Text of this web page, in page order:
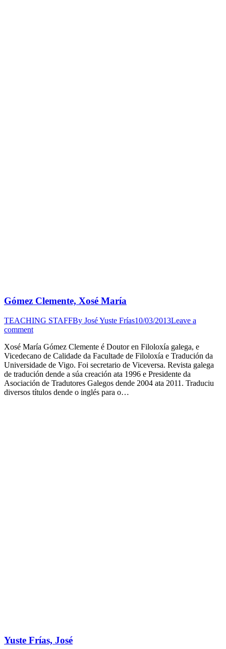
Gómez Clemente, Xosé María
TEACHING STAFFBy José Yuste Frías10/03/2013Leave a
comment
Xosé María Gómez Clemente é Doutor en Filoloxía galega, e
Vicedecano de Calidade da Facultade de Filoloxía e Tradución da
Universidade de Vigo. Foi secretario de Viceversa. Revista galega
de tradución dende a súa creación ata 1996 e Presidente da
Asociación de Tradutores Galegos dende 2004 ata 2011. Traduciu
diversos títulos dende o inglés para o…
Yuste Frías, José